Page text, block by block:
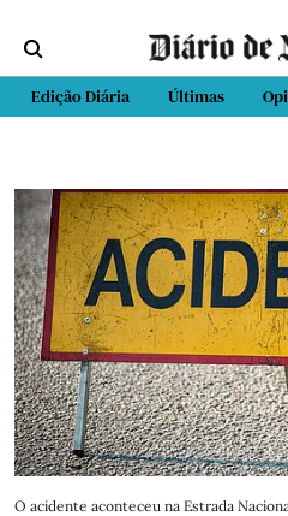
Edição Diária Últimas
O acidente aconteceu na Estrada